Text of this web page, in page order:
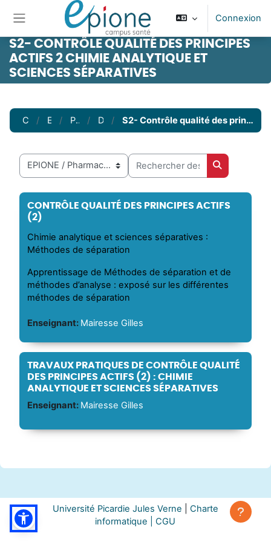
Passer au contenu principal
Panneau latéral
Connexion
S2- CONTRÔLE QUALITÉ DES PRINCIPES
ACTIFS 2 CHIMIE ANALYTIQUE ET
SCIENCES SÉPARATIVES
EPIONE Pharmacie S2- Contrôle qualité des principes actifs 2 chimie analytique et sciences séparatives
Catégories de cours
Rechercher des cours
Rechercher
CONTRÔLE QUALITÉ DES PRINCIPES ACTIFS
(2)
Chimie analytique et sciences séparatives :
Méthodes de séparation
Apprentissage de Méthodes de séparation et de
méthodes d’analyse : exposé sur les différentes
méthodes de séparation
Enseignant: Mairesse Gilles
TRAVAUX PRATIQUES DE CONTRÔLE QUALITÉ
DES PRINCIPES ACTIFS (2) : CHIMIE
ANALYTIQUE ET SCIENCES SÉPARATIVES
Enseignant: Mairesse Gilles
Université Picardie Jules Verne
Charte
informatique |
CGU